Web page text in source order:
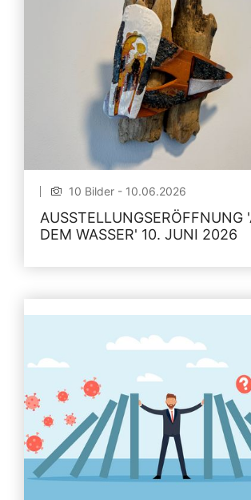
10 Bilder - 10.06.2026
AUSSTELLUNGSERÖFFNUNG
DEM WASSER' 10. JUNI 2026